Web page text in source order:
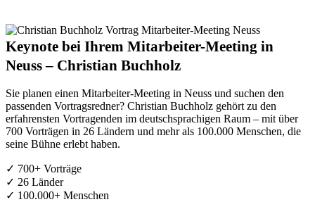
Keynote bei Ihrem Mitarbeiter-Meeting in
Neuss – Christian Buchholz
Sie planen einen Mitarbeiter-Meeting in Neuss und suchen den
passenden Vortragsredner? Christian Buchholz gehört zu den
erfahrensten Vortragenden im deutschsprachigen Raum – mit über
700 Vorträgen in 26 Ländern und mehr als 100.000 Menschen, die
seine Bühne erlebt haben.
✓ 700+ Vorträge
✓ 26 Länder
✓ 100.000+ Menschen